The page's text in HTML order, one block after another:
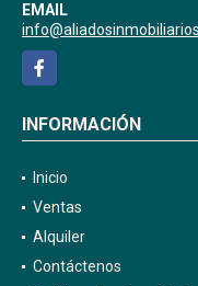
EMAIL
Facebook
INFORMACIÓN
Inicio
Ventas
Alquiler
Contáctenos